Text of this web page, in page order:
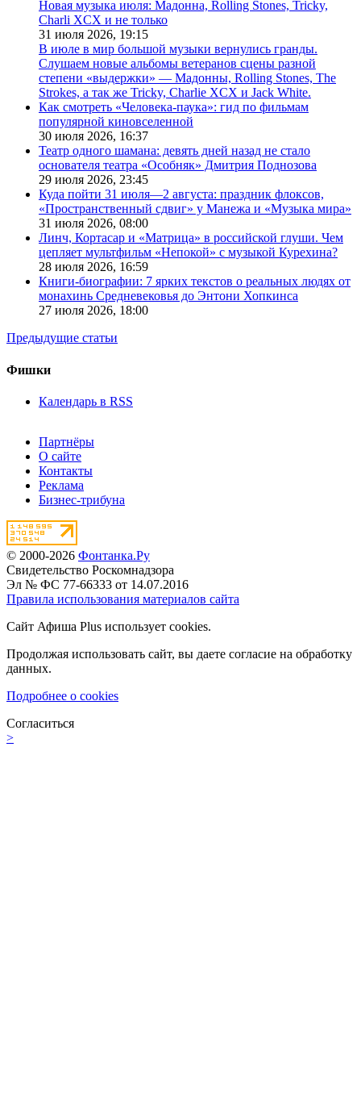
Новая музыка июля: Мадонна, Rolling Stones, Tricky,
Charli XCX и не только
31 июля 2026, 19:15
В июле в мир большой музыки вернулись гранды.
Слушаем новые альбомы ветеранов сцены разной
степени «выдержки» — Мадонны, Rolling Stones, The
Strokes, а так же Tricky, Charlie XCX и Jack White.
Как смотреть «Человека-паука»: гид по фильмам
популярной киновселенной
30 июля 2026, 16:37
Театр одного шамана: девять дней назад не стало
основателя театра «Особняк» Дмитрия Поднозова
29 июля 2026, 23:45
Куда пойти 31 июля—2 августа: праздник флоксов,
«Пространственный сдвиг» у Манежа и «Музыка мира»
31 июля 2026, 08:00
Линч, Кортасар и «Матрица» в российской глуши. Чем
цепляет мультфильм «Непокой» с музыкой Курехина?
28 июля 2026, 16:59
Книги-биографии: 7 ярких текстов о реальных людях от
монахинь Средневековья до Энтони Хопкинса
27 июля 2026, 18:00
Предыдущие статьи
Фишки
Календарь в RSS
Партнёры
О сайте
Контакты
Реклама
Бизнес-трибуна
© 2000-2026 Фонтанка.Ру
Свидетельство Роскомнадзора
Эл № ФС 77-66333 от 14.07.2016
Правила использования материалов сайта
Сайт Афиша Plus использует cookies.
Продолжая использовать сайт, вы даете согласие на обработку
данных.
Подробнее о cookies
Согласиться
>